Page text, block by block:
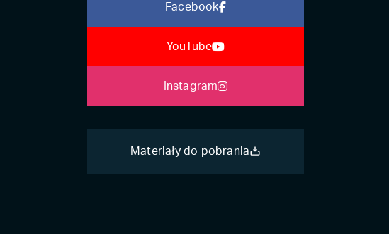
Facebook
YouTube
Instagram
Materiały do pobrania